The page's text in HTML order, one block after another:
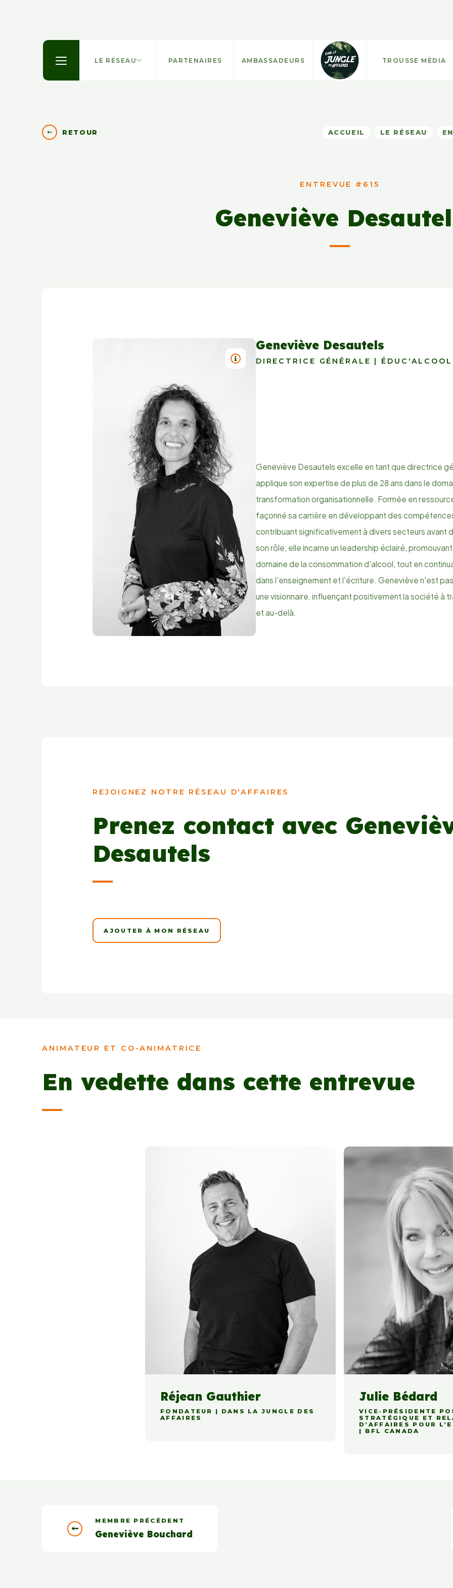
LE RÉSEAU PARTENAIRES AMBASSADEURS TROUSSE MÉDIA
RETOUR ACCUEIL LE RÉSEAU
ENTREVUE #615
Geneviève
TITRE : GENEVIÈVE DESAUTELS
Geneviève Desautels
DIRECTRICE GÉNÉRALE | ÉDUC'ALCOOL
Geneviève Desautels excelle en tant que directrice
applique son expertise de plus de 28 ans dans le
transformation organisationnelle. Formée en
façonné sa carrière en développant des
contribuant significativement à divers secteurs avant
son rôle, elle incarne un leadership éclairé,
domaine de la consommation d'alcool, tout en
dans l'enseignement et l'écriture. Geneviève n'est
une visionnaire, influençant positivement la société à
et au-delà.
REJOIGNEZ NOTRE RÉSEAU D'AFFAIRES
Prenez contact avec
Desautels
AJOUTER À MON RÉSEAU
ANIMATEUR ET CO-ANIMATRICE
En vedette dans cette entrevue
Réjean Gauthier
FONDATEUR | DANS LA JUNGLE DES
AFFAIRES
Julie Bédard
VICE-PRÉSIDENTE
STRATÉGIQUE ET
D’AFFAIRES POUR
| BFL CANADA
MEMBRE PRÉCÉDENT
Geneviève Bouchard